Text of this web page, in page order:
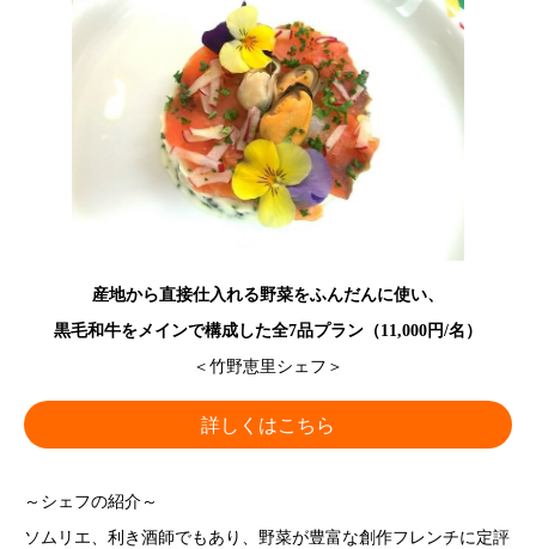
産地から直接仕入れる野菜をふんだんに使い、
黒毛和牛をメインで構成した全7品プラン（11,000円/名）
＜竹野恵里シェフ＞
詳しくはこちら
～シェフの紹介～
ソムリエ、利き酒師でもあり、野菜が豊富な創作フレンチに定評